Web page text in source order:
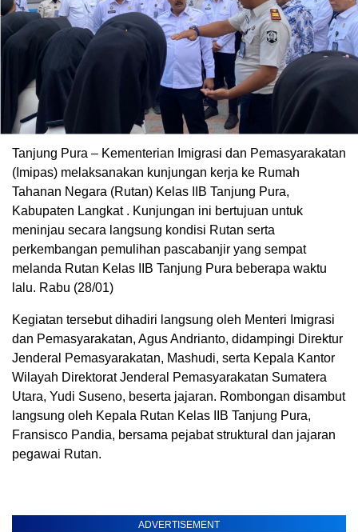
Tanjung Pura – Kementerian Imigrasi dan Pemasyarakatan
(Imipas) melaksanakan kunjungan kerja ke Rumah
Tahanan Negara (Rutan) Kelas IIB Tanjung Pura,
Kabupaten Langkat . Kunjungan ini bertujuan untuk
meninjau secara langsung kondisi Rutan serta
perkembangan pemulihan pascabanjir yang sempat
melanda Rutan Kelas IIB Tanjung Pura beberapa waktu
lalu. Rabu (28/01)
Kegiatan tersebut dihadiri langsung oleh Menteri Imigrasi
dan Pemasyarakatan, Agus Andrianto, didampingi Direktur
Jenderal Pemasyarakatan, Mashudi, serta Kepala Kantor
Wilayah Direktorat Jenderal Pemasyarakatan Sumatera
Utara, Yudi Suseno, beserta jajaran. Rombongan disambut
langsung oleh Kepala Rutan Kelas IIB Tanjung Pura,
Fransisco Pandia, bersama pejabat struktural dan jajaran
pegawai Rutan.
ADVERTISEMENT